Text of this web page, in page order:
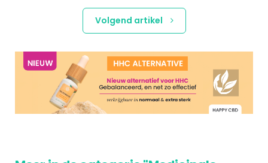
Volgend artikel